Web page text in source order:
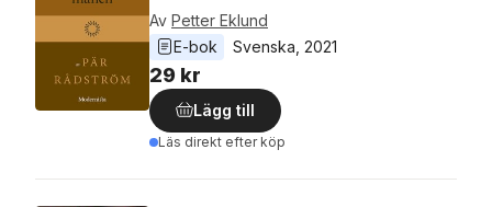
Av Petter Eklund
E-bok
Svenska 2021
29 kr
Lägg till
Läs direkt efter köp